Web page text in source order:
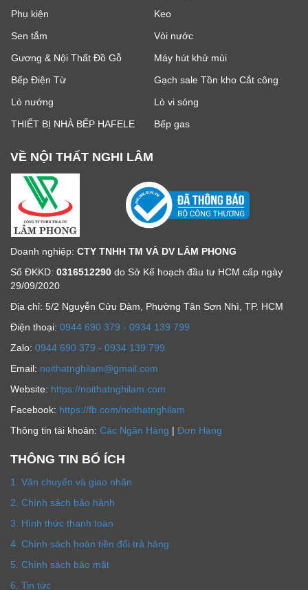
Phụ kiện
Keo
Sen tắm
Vòi nước
Gương & Nội Thất Đồ Gỗ
Máy hút khử mùi
Bếp Điện Từ
Gạch sale Tồn kho Cắt công
Lò nướng
Lò vi sóng
THIẾT BỊ NHÀ BẾP HAFELE
Bếp gas
VỀ NỘI THẤT NGHI LÂM
Doanh nghiệp: CTY TNHH TM VÀ DV LÂM PHONG
Số ĐKKD: 0316512290 do Sở Kế hoạch đầu tư HCM cấp ngày
29/09/2020
Địa chỉ: 5/2 Nguyễn Cửu Đàm, Phường Tân Sơn Nhì, TP. HCM
Ðiện thoại: 0944 690 379 - 0934 139 799
Zalo: 0944 690 379 - 0934 139 799
Email: noithatnghilam@gmail.com
Website: https://noithatnghilam.com
Facebook: https://fb.com/noithatnghilam
Thông tin tài khoản: Các Ngân Hàng | Đơn Hàng
THÔNG TIN BỔ ÍCH
1. Vận chuyển và giao nhận
2. Chính sách bảo hành
3. Hình thức thanh toán
4. Chính sách hoàn tiền đổi trả hàng
5. Chính sách bảo mật
6. Tin tức